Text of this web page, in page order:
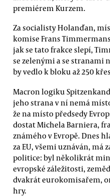
premiérem Kurzem.
Za socialisty Holanďan,
komise Frans
jak se tato frakce slepí,
se zelenými a se stranami
by vedlo k bloku až 250
Macron logiku
jeho strana v ní nemá
že na místo předsedy
dostat Michela Barniera,
známého v Evropě. Dnes
za EU, všemi uznáván, má
politice: byl několikrát
evropské záležitosti,
dvakrát eurokomisařem,
hry.